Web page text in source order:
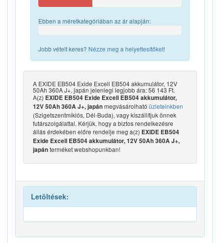
Ebben a méretkategóriában az ár alapján:
Jobb vételt keres? Nézze meg a helyettesítőket!
A EXIDE EB504 Exide Excell EB504 akkumulátor, 12V
50Ah 360A J+, japán jelenlegi legjobb ára: 56 143 Ft.
A(z) EXIDE EB504 Exide Excell EB504 akkumulátor,
12V 50Ah 360A J+, japánmegvásárolható üzleteinkben
(Szigetszentmiklós, Dél-Buda), vagy kiszállítjuk önnek
futárszolgálattal. Kérjük, hogy a biztos rendelkezésre
állás érdekében előre rendelje meg a(z) EXIDE EB504
Exide Excell EB504 akkumulátor, 12V 50Ah 360A J+,
japánterméket webshopunkban!
Letöltések: